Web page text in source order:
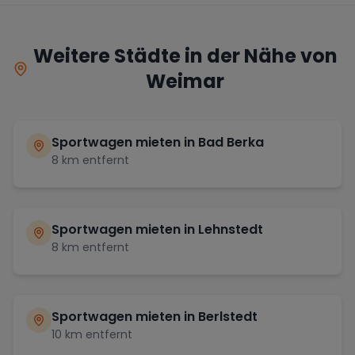
Weitere Städte in der Nähe von
Weimar
Sportwagen mieten in Bad Berka
8 km entfernt
Sportwagen mieten in Lehnstedt
8 km entfernt
Sportwagen mieten in Berlstedt
10 km entfernt